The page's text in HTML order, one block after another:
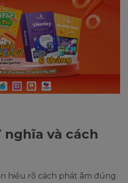
nghĩa và cách
hiểu rõ cách phát âm đúng